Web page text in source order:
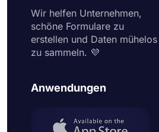
Wir helfen Unternehmen,
schöne Formulare zu
erstellen und Daten mühelos
zu sammeln. 💜
Anwendungen